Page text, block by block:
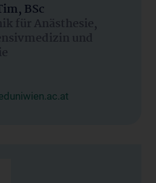
BSc
für Anästhesie,
und